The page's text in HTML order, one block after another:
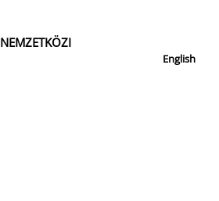
NEMZETKÖZI
English